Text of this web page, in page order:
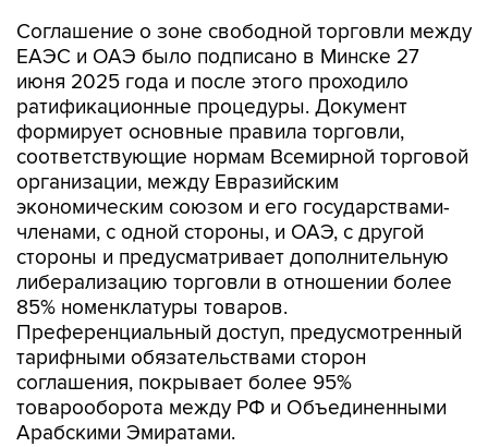
Соглашение о зоне свободной торговли между
ЕАЭС и ОАЭ было подписано в Минске 27
июня 2025 года и после этого проходило
ратификационные процедуры. Документ
формирует основные правила торговли,
соответствующие нормам Всемирной торговой
организации, между Евразийским
экономическим союзом и его государствами-
членами, с одной стороны, и ОАЭ, с другой
стороны и предусматривает дополнительную
либерализацию торговли в отношении более
85% номенклатуры товаров.
Преференциальный доступ, предусмотренный
тарифными обязательствами сторон
соглашения, покрывает более 95%
товарооборота между РФ и Объединенными
Арабскими Эмиратами.